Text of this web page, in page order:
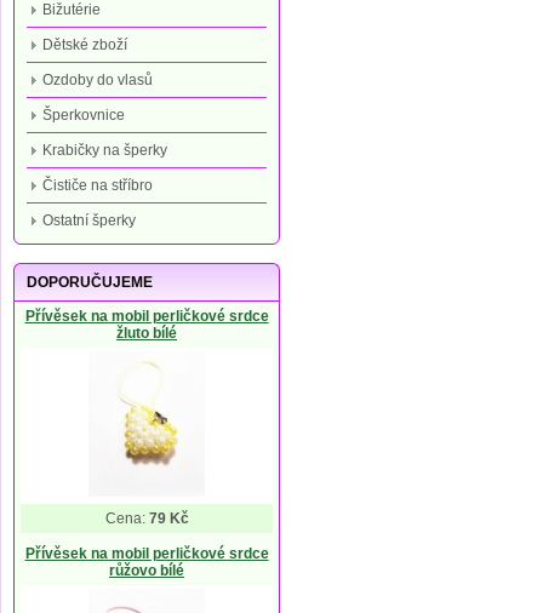
Bižutérie
Dětské zboží
Ozdoby do vlasů
Šperkovnice
Krabičky na šperky
Čističe na stříbro
Ostatní šperky
DOPORUČUJEME
Přívěsek na mobil perličkové srdce
žluto bílé
Cena: 79 Kč
Přívěsek na mobil perličkové srdce
růžovo bílé